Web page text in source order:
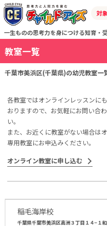
一生ものの思考力を身につける知育・
対
教室一覧
千葉市美浜区(千葉県)の幼児教室一
各教室ではオンラインレッスンに
おりますので、お気軽にお問い合
い。
また、お近くに教室がない場合は
専用教室にお申込みください。
オンライン教室に申し込む
稲毛海岸校
千葉県千葉市美浜区高洲３丁目１４−１